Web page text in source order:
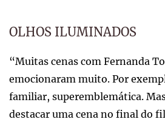
OLHOS ILUMINADOS
“Muitas cenas com Fernanda
emocionaram muito. Por
familiar, superemblemática.
destacar uma cena no final do